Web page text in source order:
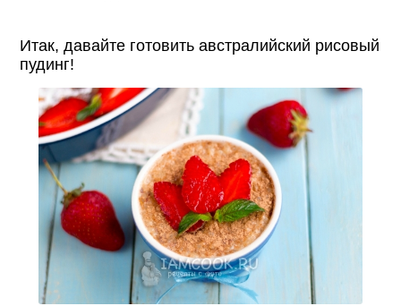
Итак, давайте готовить австралийский рисовый
пудинг!